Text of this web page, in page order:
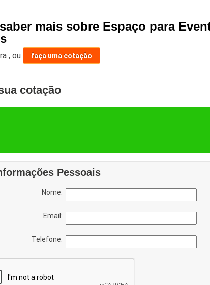
mais sobre Espaço para
,ou faça uma cotação
cotação
Pessoais
Nome:
Email:
Telefone: